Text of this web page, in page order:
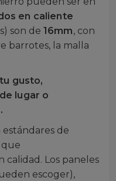
en caliente
son de 16mm, con
barrotes, la malla
gusto,
lugar o
estándares de
que
calidad. Los paneles
escoger),